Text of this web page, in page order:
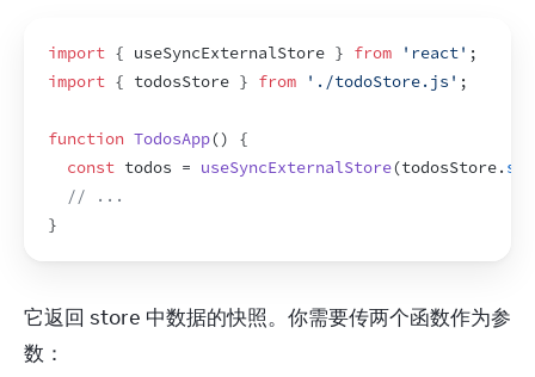
import { useSyncExternalStore } from 'react' ;
import { todosStore } from './todoStore.js' ;
function TodosApp()
{
const todos = useSyncExternalStore(todosStore.
// ...
}
它返回 store 中数据的快照。你需要传两个函数作为参
数：